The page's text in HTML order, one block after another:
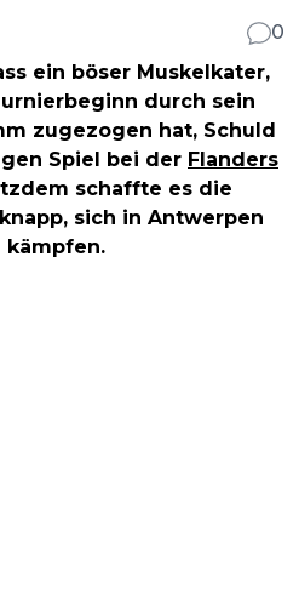
0
ein böser Muskelkater,
durch sein
zugezogen hat, Schuld
Spiel bei der Flanders
schaffte es die
sich in Antwerpen
kämpfen.